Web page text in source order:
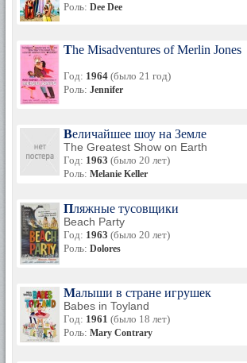
Роль: Dee Dee
The Misadventures of Merlin Jones
Год: 1964 (было 21 год)
Роль: Jennifer
Величайшее шоу на Земле
The Greatest Show on Earth
Год: 1963 (было 20 лет)
Роль: Melanie Keller
Пляжные тусовщики
Beach Party
Год: 1963 (было 20 лет)
Роль: Dolores
Малыши в стране игрушек
Babes in Toyland
Год: 1961 (было 18 лет)
Роль: Mary Contrary